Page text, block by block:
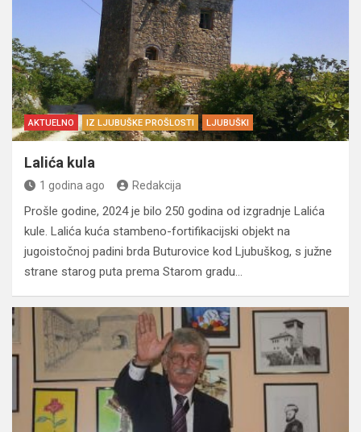
AKTUELNO IZ LJUBUŠKE PROŠLOSTI LJUBUŠKI
Lalića kula
1 godina ago Redakcija
Prošle godine, 2024 je bilo 250 godina od izgradnje Lalića
kule. Lalića kuća stambeno-fortifikacijski objekt na
jugoistočnoj padini brda Buturovice kod Ljubuškog, s južne
strane starog puta prema Starom gradu…